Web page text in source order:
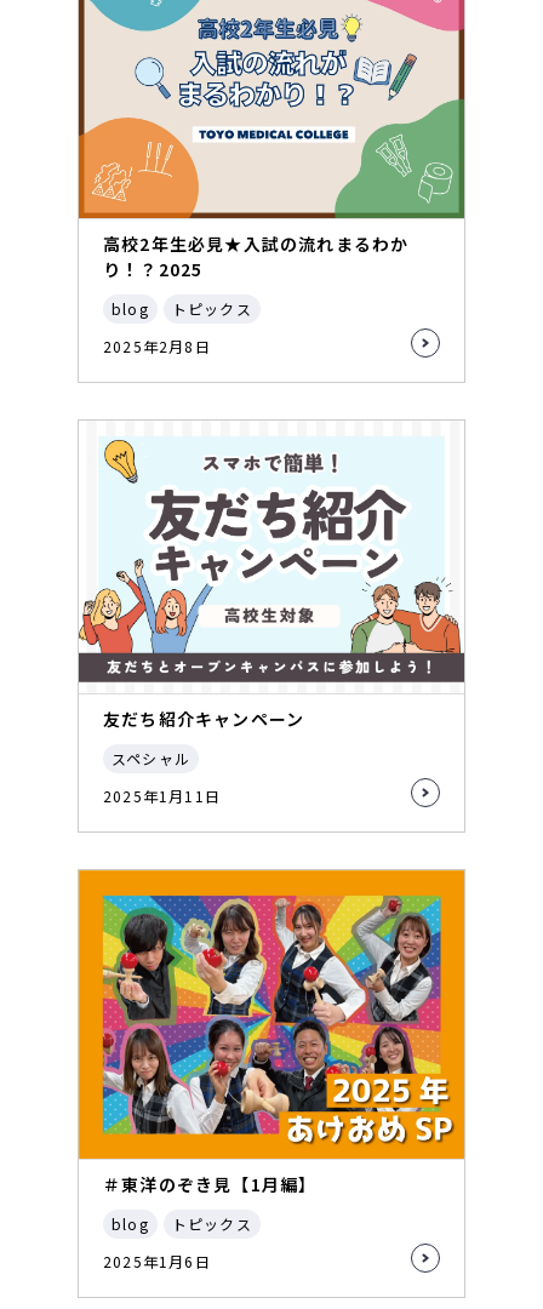
高校2年生必見★入試の流れまるわか
り！？2025
blog
トピックス
2025年2月8日
友だち紹介キャンペーン
スペシャル
2025年1月11日
＃東洋のぞき見【1月編】
blog
トピックス
2025年1月6日